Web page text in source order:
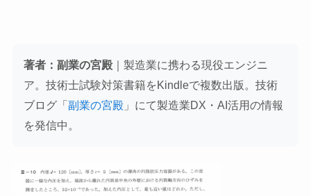
著者：副業の宮殿｜製造業に携わる現役エンジニ
ア。技術士試験対策書籍をKindleで複数出版。技術
ブログ「副業の宮殿 」にて製造業DX・AI活用の情報
を発信中。